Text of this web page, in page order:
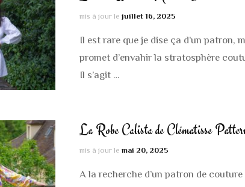
mis à jour le juillet 16, 2025
Il est rare que je dise ça d’un patron,
promet d’envahir la stratosphère
Il s’agit …
La Robe Calista de Clématisse
mis à jour le mai 20, 2025
A la recherche d’un patron de